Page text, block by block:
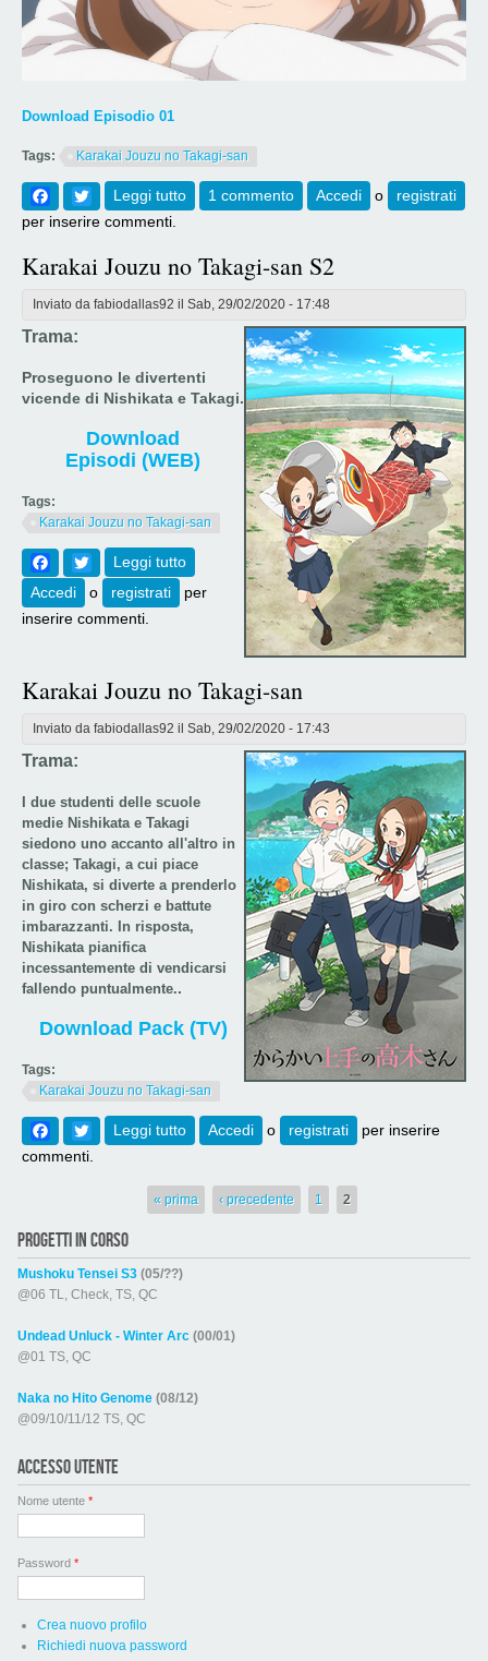
Download Episodio 01
Tags: Karakai Jouzu no Takagi-san
Facebook
Twitter
Leggi tutto su [688] Karakai Jouzu no Takagi-san S3
Episodio 01
1 commento Accedi o
registrati
per inserire commenti.
Karakai Jouzu no Takagi-san S2
Inviato da fabiodallas92 il Sab, 29/02/2020 - 17:48
Trama:
Proseguono le divertenti
vicende di Nishikata e Takagi.​
Download
Episodi (WEB)
Tags:
Karakai Jouzu no Takagi-san
Facebook
Twitter
Leggi tutto su Karakai Jouzu no Takagi-san S2
Accedi
o registrati
per
inserire commenti.
Karakai Jouzu no Takagi-san
Inviato da fabiodallas92 il Sab, 29/02/2020 - 17:43
Trama:
I due studenti delle scuole
medie Nishikata e Takagi
siedono uno accanto all'altro in
classe; Takagi, a cui piace
Nishikata, si diverte a prenderlo
in giro con scherzi e battute
imbarazzanti. In risposta,
Nishikata pianifica
incessantemente di vendicarsi
fallendo puntualmente.​.​
Download Pack (TV)
Tags:
Karakai Jouzu no Takagi-san
Facebook
Twitter
Leggi tutto su Karakai Jouzu no Takagi-san
Accedi o registrati
per inserire
commenti.
« prima ‹ precedente 1 2
PROGETTI IN CORSO
Mushoku Tensei S3(05/??)
@06 TL, Check, TS, QC
Undead Unluck - Winter Arc (00/01)
@01 TS, QC
Naka no Hito Genome (08/12)
@09/10/11/12 TS, QC
ACCESSO UTENTE
Nome utente *
Password *
Crea nuovo profilo
Richiedi nuova password